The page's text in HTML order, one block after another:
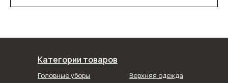
Категории товаров
Головные уборы
Верхняя одежда